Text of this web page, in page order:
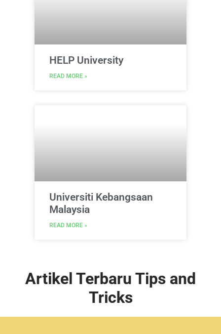
HELP University
READ MORE »
Universiti Kebangsaan
Malaysia
READ MORE »
Artikel Terbaru Tips and
Tricks